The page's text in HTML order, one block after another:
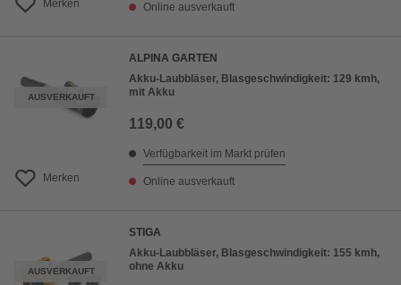
Merken Online ausverkauft
AUSVERKAUFT
Merken
ALPINA GARTEN
Akku-Laubbläser, Blasgeschwindigkeit: 129 kmh,
mit Akku
119,00 €
Verfügbarkeit im Markt prüfen
Online ausverkauft
AUSVERKAUFT
STIGA
Akku-Laubbläser, Blasgeschwindigkeit: 155 kmh,
ohne Akku